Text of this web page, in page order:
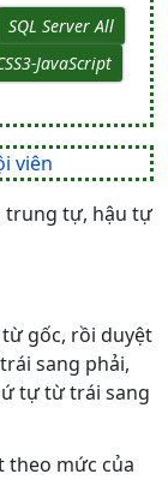
SQL Server All
JavaScript
viên
trung tự, hậu tự
gốc, rồi duyệt
sang phải,
tự từ trái sang
theo mức của